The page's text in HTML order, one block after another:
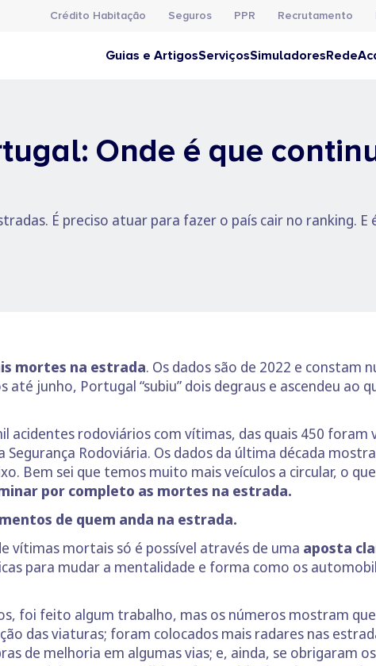
Crédito Habitação Seguros PPR Recrutamento
Guias e ArtigosServiçosSimuladoresRede
Onde é que
É preciso atuar para fazer o país cair no ranking. E
mortes na estrada. Os dados são de 2022 e constam
junho, Portugal “subiu” dois degraus e ascendeu ao
acidentes rodoviários com vítimas, das quais 450
Segurança Rodoviária. Os dados da última década
Bem sei que temos muito mais veículos a circular, o
por completo as mortes na estrada.
de quem anda na estrada.
vítimas mortais só é possível através de uma aposta
para mudar a mentalidade e forma como os
foi feito algum trabalho, mas os números mostram
das viaturas; foram colocados mais radares nas
de melhoria em algumas vias; e, ainda, se obrigaram